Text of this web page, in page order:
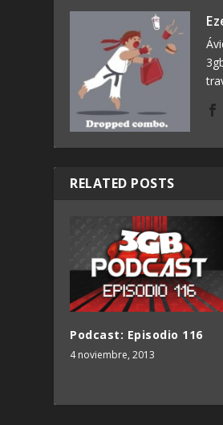
RELATED POSTS
Podcast: Episodio 116
4 noviembre, 2013